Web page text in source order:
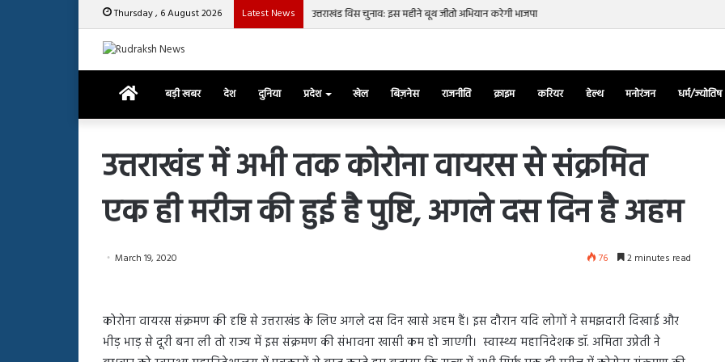
Thursday , 6 August 2026 Latest News उत्तराखंड विस चुनाव: इस महीने बूथ जीतो अभियान करेगी भाजपा
Home बड़ी खबर देश दुनिया प्रदेश खेल बिज़नेस राजनीति क्राइम करियर हेल्थ मनोरंजन धर्म/ज्योतिष
उत्तराखंड में अभी तक कोरोना वायरस से संक्रमित
एक ही मरीज की हुई है पुष्टि, अगले दस दिन है अहम
March 19, 2020 76 2 minutes read
कोरोना वायरस संक्रमण की दृष्टि से उत्तराखंड के लिए अगले दस दिन खासे अहम हैं। इस दौरान यदि लोगों ने समझदारी दिखाई और
भीड़ भाड़ से दूरी बना ली तो राज्य में इस संक्रमण की संभावना खासी कम हो जाएगी। स्वास्थ्य महानिदेशक डॉ. अमिता उप्रेती ने
की की फिल्म ग्राउंड जीरो का
टीजर जारी, देंखे वीडियो…
रजत
दलाल
सबके
सामने
हुई
रजत दलाल और आसिम रियाज की भिड़ंत,
सबके सामने हुई बहस पर रुबीना दिलैक का
आया रिएक्शन
तुर्किए
में
पर
उतरा
पिकाचू,
तुर्किए में राष्ट्रपति एर्दोगान के खिलाफ सड़क
पर उतरा पिकाचू, भागते हुए आया नजर, देंखे
वीडियो…